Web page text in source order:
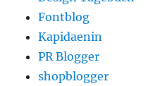
Fontblog
Kapidaenin
PR Blogger
shopblogger